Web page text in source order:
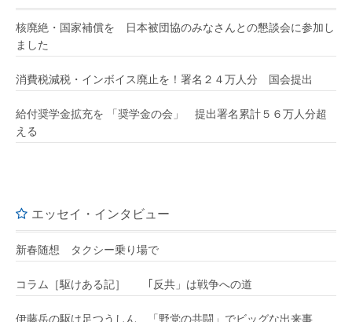
核廃絶・国家補償を 日本被団協のみなさんとの懇談会に参加し
ました
消費税減税・インボイス廃止を！署名２４万人分 国会提出
給付奨学金拡充を 「奨学金の会」 提出署名累計５６万人分超
える
エッセイ・インタビュー
新春随想 タクシー乗り場で
コラム［駆けある記］ ｢反共」は戦争への道
伊藤岳の駆け足つうしん 「野党の共闘」でビッグな出来事